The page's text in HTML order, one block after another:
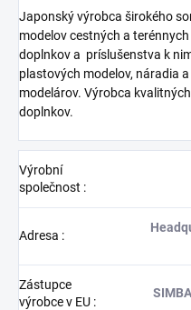
Japonský výrobca širokého
modelov cestných a
doplnkov a príslušenstva k
plastových modelov, náradia
modelárov. Výrobca
doplnkov.
Výrobní
společnost :
Adresa :
Zástupce
výrobce v EU :